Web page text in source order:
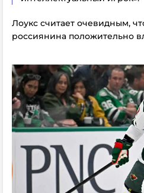
Лоукс считает очевидным,
россиянина положительно